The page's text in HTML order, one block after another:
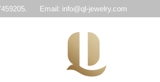
Email: info@ql-jewelry.com